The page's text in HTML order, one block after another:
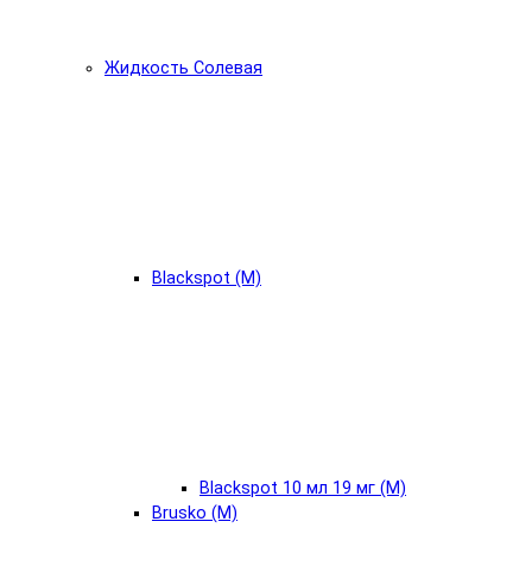
Жидкость Солевая
Blackspot (М)
Blackspot 10 мл 19 мг (М)
Brusko (М)